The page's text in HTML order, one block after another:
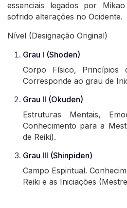
essenciais legados por
sofrido alterações no Ocidente.
Nível (Designação Original)
Grau I (Shoden)
Corpo Físico, Princípios
Corresponde ao grau de
Grau II (Okuden)
Estruturas Mentais,
Conhecimento para a
de Reiki).
Grau III (Shinpiden)
Campo Espiritual.
Reiki e as Iniciações